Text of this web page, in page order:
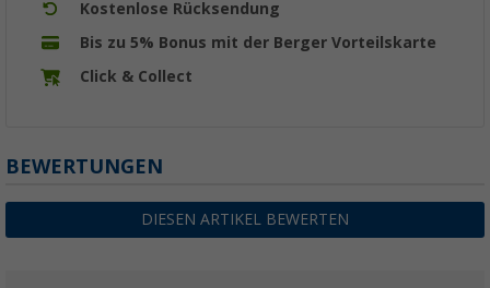
Kostenlose Rücksendung
Bis zu 5% Bonus mit der Berger Vorteilskarte
Click & Collect
BEWERTUNGEN
DIESEN ARTIKEL BEWERTEN